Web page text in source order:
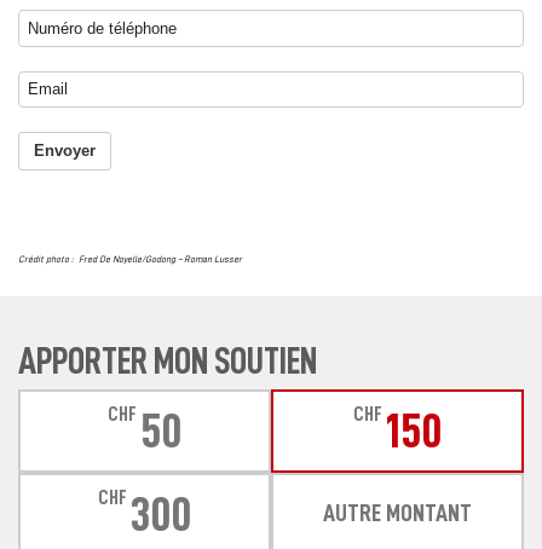
Envoyer
Crédit photo : Fred De Noyelle/Godong – Roman Lusser
APPORTER MON SOUTIEN
CHF 50 CHF 150
CHF 300 AUTRE MONTANT